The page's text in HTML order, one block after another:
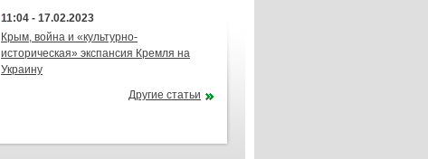
11:04 - 17.02.2023
Крым, война и «культурно-
историческая» экспансия Кремля на
Украину
Другие статьи